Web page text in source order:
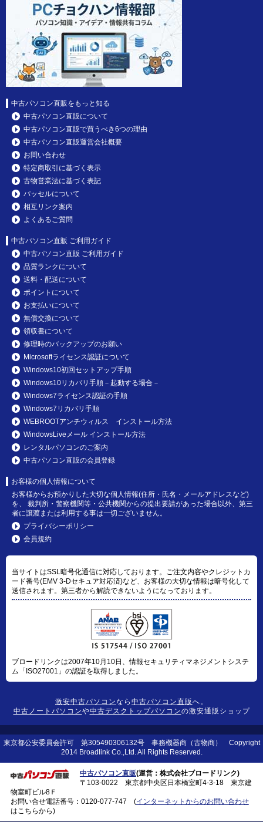
中古パソコン直販をもっと知る
中古パソコン直販について
中古パソコン直販で買うべき6つの理由
中古パソコン直販運営会社概要
お問い合わせ
特定商取引に基づく表示
古物営業法に基づく表記
パッセルについて
相互リンク案内
よくあるご質問
中古パソコン直販 ご利用ガイド
中古パソコン直販 ご利用ガイド
品質ランクについて
送料・配送について
ポイントについて
お支払いについて
無償交換について
領収書について
修理時のバックアップのお願い
Microsoftライセンス認証について
Windows10初回セットアップ手順
Windows10リカバリ手順－起動する場合－
Windows7ライセンス認証の手順
Windows7リカバリ手順
WEBROOTアンチウィルス インストール方法
WindowsLiveメール インストール方法
レンタルパソコンのご案内
中古パソコン直販の会員登録
お客様の個人情報について
お客様からお預かりした大切な個人情報(住所・氏名・メールアドレスなど)
を、 裁判所・警察機関等・公共機関からの提出要請があった場合以外、第三
者に譲渡または利用する事は一切ございません。
プライバシーポリシー
会員規約
当サイトはSSL暗号化通信に対応しております。ご注文内容やクレジットカ
ード番号(EMV 3-Dセキュア対応済)など、お客様の大切な情報は暗号化して
送信されます。第三者から解読できないようになっております。
ブロードリンクは2007年10月10日、情報セキュリティマネジメントシステ
ム「ISO27001」の認証を取得しました。
激安中古パソコンなら 中古パソコン直販へ。
中古ノートパソコンや中古デスクトップパソコンの激安通販ショップ
東京都公安委員会許可 第305490306132号 事務機器商（古物商） Copyright
2014 Broadlink Co.,Ltd. All Rights Reserved.
中古パソコン直販(運営：株式会社ブロードリンク)
〒103-0022 東京都中央区日本橋室町4-3-18 東京建
物室町ビル8Ｆ
お問い合せ電話番号： 0120-077-747 (インターネットからのお問い合わせ
はこちらから)